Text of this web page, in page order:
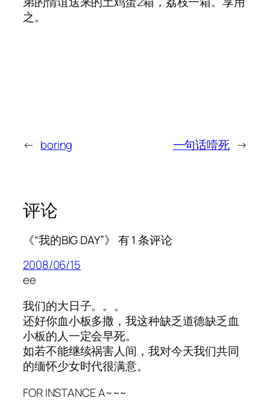
之。
← boring 一句话噎死 →
评论
《“我的BIG DAY”》 有 1 条评论
2008/06/15
ee
我们的大日子。。。
还好你血小板多撒，我这种缺乏道德缺乏血
小板的人一定会早死。
如若不能继续祸害人间，我对今天我们共同
的缅怀少女时代很满意。
FOR INSTANCE A~~~